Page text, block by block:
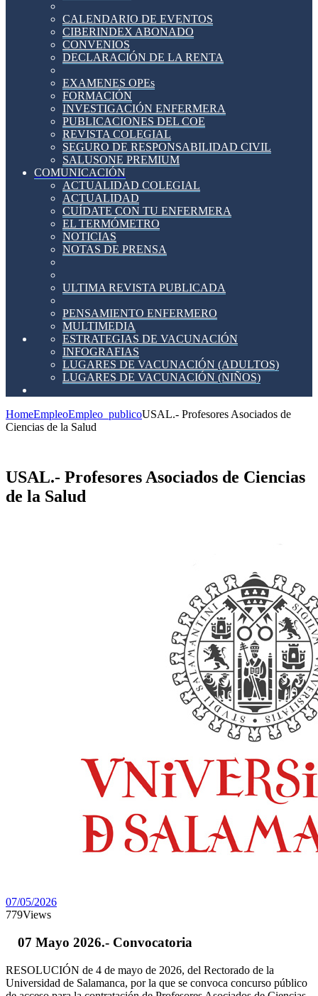
CALENDARIO DE EVENTOS
CIBERINDEX ABONADO
CONVENIOS
DECLARACIÓN DE LA RENTA
EXAMENES OPEs
FORMACIÓN
INVESTIGACIÓN ENFERMERA
PUBLICACIONES DEL COE
REVISTA COLEGIAL
SEGURO DE RESPONSABILIDAD CIVIL
SALUSONE PREMIUM
COMUNICACIÓN
ACTUALIDAD COLEGIAL
ACTUALIDAD
CUÍDATE CON TU ENFERMERA
EL TERMÓMETRO
NOTICIAS
NOTAS DE PRENSA
ULTIMA REVISTA PUBLICADA
PENSAMIENTO ENFERMERO
MULTIMEDIA
ESTRATEGIAS DE VACUNACIÓN
INFOGRAFIAS
LUGARES DE VACUNACIÓN (ADULTOS)
LUGARES DE VACUNACIÓN (NIÑOS)
HomeEmpleoEmpleo_publicoUSAL.- Profesores Asociados de
Ciencias de la Salud
USAL.- Profesores Asociados de Ciencias
de la Salud
07/05/2026
779Views
07 Mayo 2026.- Convocatoria
RESOLUCIÓN de 4 de mayo de 2026, del Rectorado de la
Universidad de Salamanca, por la que se convoca concurso público